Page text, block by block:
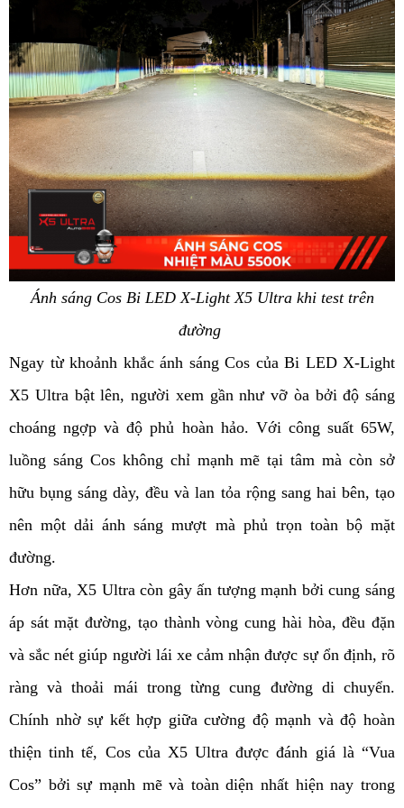
Ánh sáng Cos Bi LED X-Light X5 Ultra khi test trên
đường
Ngay từ khoảnh khắc ánh sáng Cos của Bi LED X-Light
X5 Ultra bật lên, người xem gần như vỡ òa bởi độ sáng
choáng ngợp và độ phủ hoàn hảo. Với công suất 65W,
luồng sáng Cos không chỉ mạnh mẽ tại tâm mà còn sở
hữu bụng sáng dày, đều và lan tỏa rộng sang hai bên, tạo
nên một dải ánh sáng mượt mà phủ trọn toàn bộ mặt
đường.
Hơn nữa, X5 Ultra còn gây ấn tượng mạnh bởi cung sáng
áp sát mặt đường, tạo thành vòng cung hài hòa, đều đặn
và sắc nét giúp người lái xe cảm nhận được sự ổn định, rõ
ràng và thoải mái trong từng cung đường di chuyển.
Chính nhờ sự kết hợp giữa cường độ mạnh và độ hoàn
thiện tinh tế, Cos của X5 Ultra được đánh giá là “Vua
Cos” bởi sự mạnh mẽ và toàn diện nhất hiện nay trong